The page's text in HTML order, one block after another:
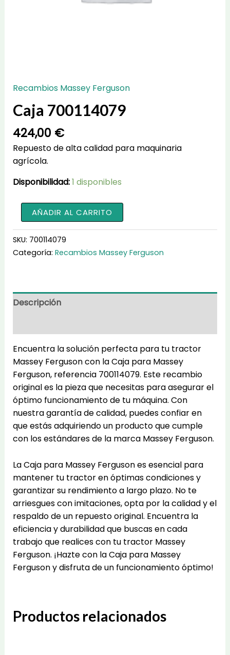
Recambios Massey Ferguson
Caja 700114079
424,00 €
Repuesto de alta calidad para maquinaria
agrícola.
Disponibilidad:1 disponibles
700114079
cantidad
AÑADIR AL CARRITO
SKU: 700114079
Categoría: Recambios Massey Ferguson
Descripción
Encuentra la solución perfecta para tu tractor
Massey Ferguson con la Caja para Massey
Ferguson, referencia 700114079. Este recambio
original es la pieza que necesitas para asegurar el
óptimo funcionamiento de tu máquina. Con
nuestra garantía de calidad, puedes confiar en
que estás adquiriendo un producto que cumple
con los estándares de la marca Massey Ferguson.
La Caja para Massey Ferguson es esencial para
mantener tu tractor en óptimas condiciones y
garantizar su rendimiento a largo plazo. No te
arriesgues con imitaciones, opta por la calidad y el
respaldo de un repuesto original. Encuentra la
eficiencia y durabilidad que buscas en cada
trabajo que realices con tu tractor Massey
Ferguson. ¡Hazte con la Caja para Massey
Ferguson y disfruta de un funcionamiento óptimo!
Productos relacionados